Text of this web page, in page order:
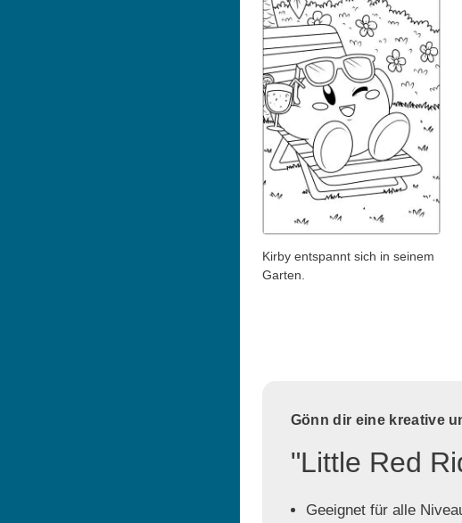
Kirby entspannt sich in seinem
Garten.
Gönn dir eine kreative
"Little Red
Geeignet für alle